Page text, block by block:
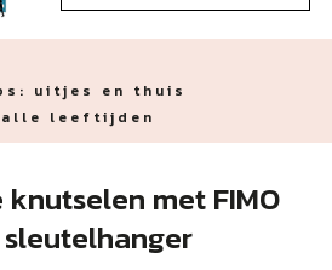
uitjes en thuis
alle leeftijden
knutselen met FIMO